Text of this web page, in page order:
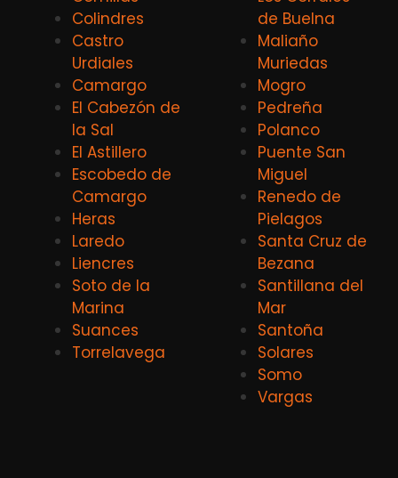
Colindres
Castro
Urdiales
Camargo
El Cabezón de
la Sal
El Astillero
Escobedo de
Camargo
Heras
Laredo
Liencres
Soto de la
Marina
Suances
Torrelavega
de Buelna
Maliaño
Muriedas
Mogro
Pedreña
Polanco
Puente San
Miguel
Renedo de
Pielagos
Santa Cruz de
Bezana
Santillana del
Mar
Santoña
Solares
Somo
Vargas